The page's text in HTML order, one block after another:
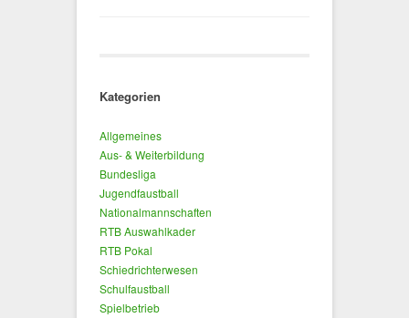
Kategorien
Allgemeines
Aus- & Weiterbildung
Bundesliga
Jugendfaustball
Nationalmannschaften
RTB Auswahlkader
RTB Pokal
Schiedrichterwesen
Schulfaustball
Spielbetrieb